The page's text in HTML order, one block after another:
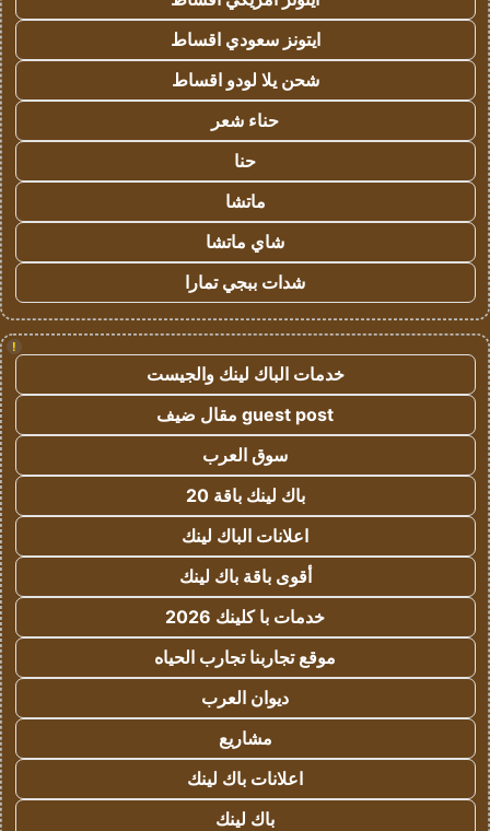
ايتونز سعودي اقساط
شحن يلا لودو اقساط
حناء شعر
حنا
ماتشا
شاي ماتشا
شدات ببجي تمارا
!
خدمات الباك لينك والجيست
guest post مقال ضيف
سوق العرب
باك لينك باقة 20
اعلانات الباك لينك
أقوى باقة باك لينك
خدمات با كلينك 2026
موقع تجاربنا تجارب الحياه
ديوان العرب
مشاريع
اعلانات باك لينك
باك لينك